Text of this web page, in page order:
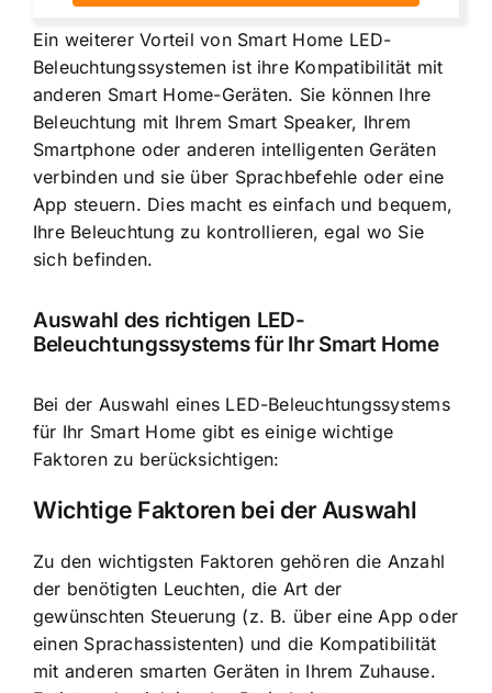
Ein weiterer Vorteil von Smart Home LED-
Beleuchtungssystemen ist ihre Kompatibilität mit
anderen Smart Home-Geräten. Sie können Ihre
Beleuchtung mit Ihrem Smart Speaker, Ihrem
Smartphone oder anderen intelligenten Geräten
verbinden und sie über Sprachbefehle oder eine
App steuern. Dies macht es einfach und bequem,
Ihre Beleuchtung zu kontrollieren, egal wo Sie
sich befinden.
Auswahl des richtigen LED-
Beleuchtungssystems für Ihr Smart Home
Bei der Auswahl eines LED-Beleuchtungssystems
für Ihr Smart Home gibt es einige wichtige
Faktoren zu berücksichtigen:
Wichtige Faktoren bei der Auswahl
Zu den wichtigsten Faktoren gehören die Anzahl
der benötigten Leuchten, die Art der
gewünschten Steuerung (z. B. über eine App oder
einen Sprachassistenten) und die Kompatibilität
mit anderen smarten Geräten in Ihrem Zuhause.